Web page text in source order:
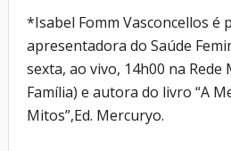
*Isabel Fomm Vasconcellos é
apresentadora do Saúde
sexta, ao vivo, 14h00 na Rede
Família) e autora do livro “A
Mitos”,Ed. Mercuryo.